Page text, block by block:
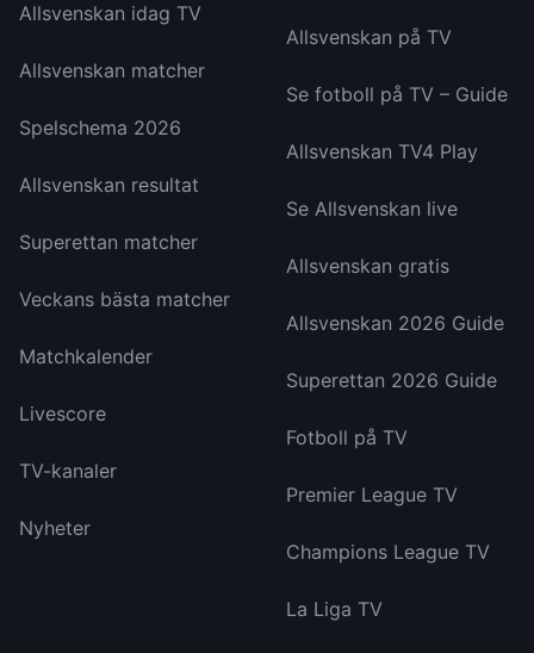
Allsvenskan idag TV
Allsvenskan matcher
Spelschema 2026
Allsvenskan resultat
Superettan matcher
Veckans bästa matcher
Matchkalender
Livescore
TV-kanaler
Nyheter
Allsvenskan på TV
Se fotboll på TV – Guide
Allsvenskan TV4 Play
Se Allsvenskan live
Allsvenskan gratis
Allsvenskan 2026 Guide
Superettan 2026 Guide
Fotboll på TV
Premier League TV
Champions League TV
La Liga TV